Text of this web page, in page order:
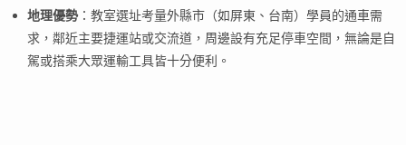
地理優勢：教室選址考量外縣市（如屏東、台南）學員的通車需
求，鄰近主要捷運站或交流道，周邊設有充足停車空間，無論是自
駕或搭乘大眾運輸工具皆十分便利。